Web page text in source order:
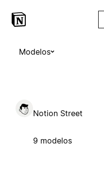
Modelos
Notion Street
9 modelos